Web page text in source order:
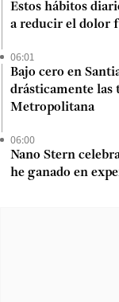
Estos hábitos
a reducir el dolor
06:01
Bajo cero en
drásticamente las
Metropolitana
06:00
Nano Stern
he ganado en